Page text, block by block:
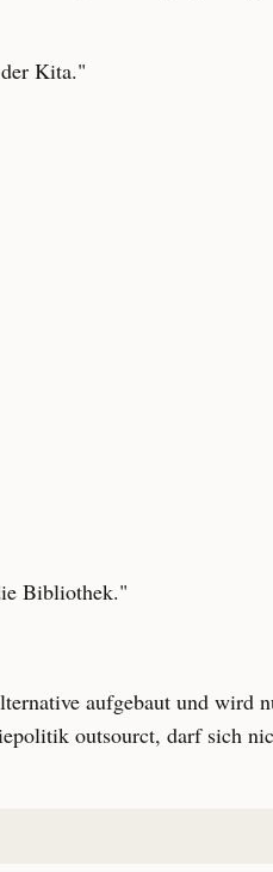
Kita."
Bibliothek."
aufgebaut und wird
outsourct, darf sich